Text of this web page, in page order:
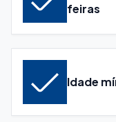
feiras
Idade